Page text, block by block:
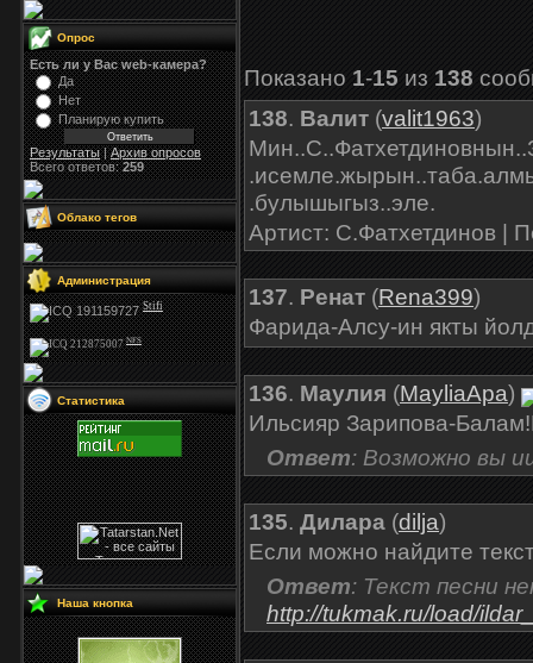
Опрос
Есть ли у Вас web-камера?
Да
Нет
Планирую купить
Результаты|Архив опросов
Всего ответов:259
Облако тегов
Администрация
Stifi
NFS
Статистика
Наша кнопка
Показано 1-15 из 138
138. Валит (valit1963)
.булышыгыз..эле.
Артист: С.Фатхетдинов |
137. Ренат (Rena399)
Фарида-Алсу-ин якты
136. Маулия (MayliaApa)
Ильсияр Зарипова-
Ответ: Возможно вы
135. Дилара (dilja)
Если можно найдите
Ответ: Текст песни
http://tukmak.ru/load/